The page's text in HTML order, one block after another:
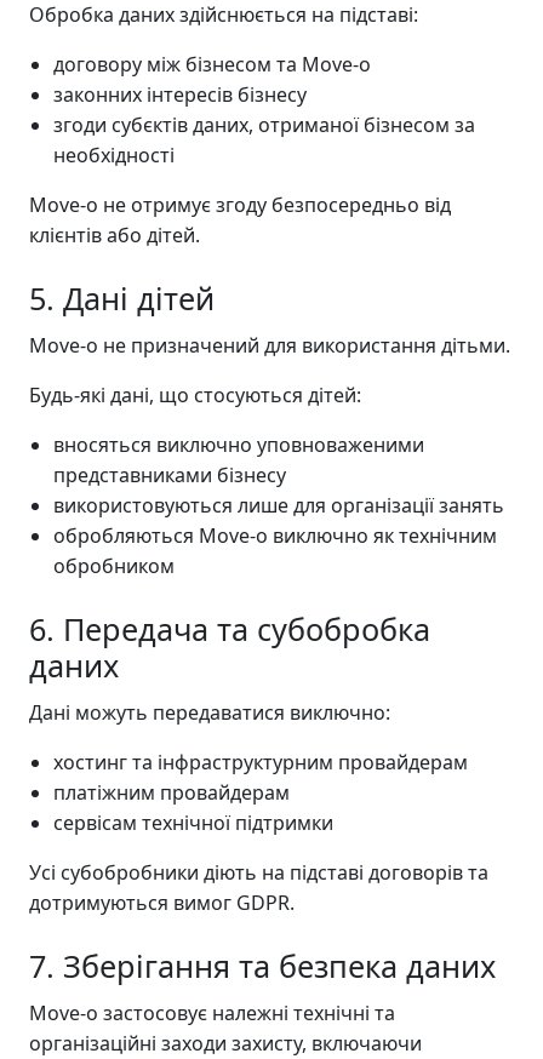
Обробка даних здійснюється на підставі:
договору між бізнесом та Move-o
законних інтересів бізнесу
згоди субєктів даних, отриманої бізнесом за
необхідності
Move-o не отримує згоду безпосередньо від
клієнтів або дітей.
5. Дані дітей
Move-o не призначений для використання дітьми.
Будь-які дані, що стосуються дітей:
вносяться виключно уповноваженими
представниками бізнесу
використовуються лише для організації занять
обробляються Move-o виключно як технічним
обробником
6. Передача та субобробка
даних
Дані можуть передаватися виключно:
хостинг та інфраструктурним провайдерам
платіжним провайдерам
сервісам технічної підтримки
Усі субобробники діють на підставі договорів та
дотримуються вимог GDPR.
7. Зберігання та безпека даних
Move-o застосовує належні технічні та
організаційні заходи захисту, включаючи